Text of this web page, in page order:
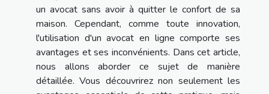
un avocat sans avoir à quitter le confort de sa
maison. Cependant, comme toute innovation,
l'utilisation d'un avocat en ligne comporte ses
avantages et ses inconvénients. Dans cet article,
nous allons aborder ce sujet de manière
détaillée. Vous découvrirez non seulement les